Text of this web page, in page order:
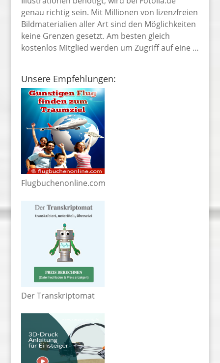
genau richtig sein. Mit Millionen von lizenzfreien
Bildmaterialien aller Art sind den Möglichkeiten
keine Grenzen gesetzt. Am besten gleich
kostenlos Mitglied werden um Zugriff auf eine …
Unsere Empfehlungen:
Flugbuchenonline.com
Der Transkriptomat